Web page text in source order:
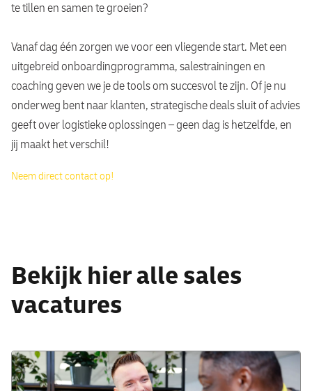
te tillen en samen te groeien?
Vanaf dag één zorgen we voor een vliegende start. Met een
uitgebreid onboardingprogramma, salestrainingen en
coaching geven we je de tools om succesvol te zijn. Of je nu
onderweg bent naar klanten, strategische deals sluit of advies
geeft over logistieke oplossingen – geen dag is hetzelfde, en
jij maakt het verschil!
Neem direct contact op!
Bekijk hier alle sales
vacatures